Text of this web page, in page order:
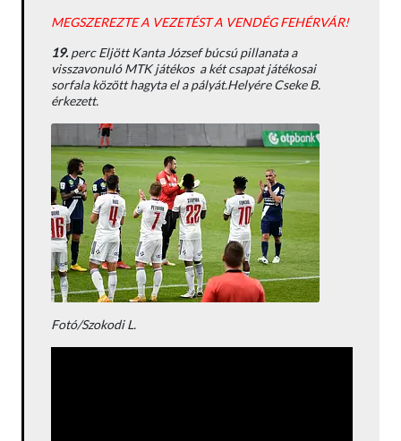
MEGSZEREZTE A VEZETÉST A VENDÉG FEHÉRVÁR!
19.perc Eljött Kanta József búcsú pillanata a
visszavonuló MTK játékos a két csapat játékosai
sorfala között hagyta el a pályát.Helyére Cseke B.
érkezett.
Fotó/Szokodi L.